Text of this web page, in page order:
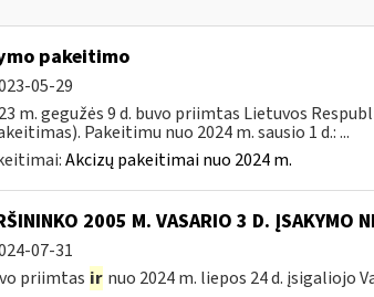
pakeitimo
05-29
m. gegužės 9 d. buvo priimtas Lietuvos
Pakeitimu nuo 2024 m. sausio 1 d.: ...
Akcizų pakeitimai nuo 2024 m.
2005 M. VASARIO 3 D. ĮSAKYMO
07-31
priimtas ir nuo 2024 m. liepos 24 d. įsigaliojo